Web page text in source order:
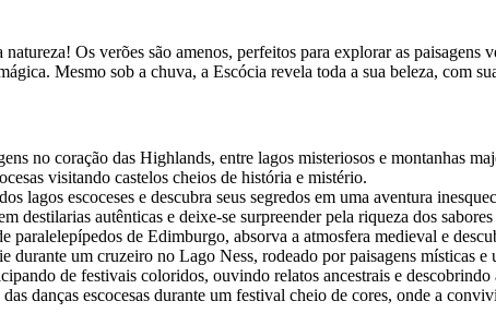
Os verões são amenos, perfeitos para explorar as
Mesmo sob a chuva, a Escócia revela toda a sua beleza, com
no coração das Highlands, entre lagos misteriosos e montanhas
visitando castelos cheios de história e mistério.
lagos escoceses e descubra seus segredos em uma aventura
destilarias autênticas e deixe-se surpreender pela riqueza dos sabores
paralelepípedos de Edimburgo, absorva a atmosfera medieval e
durante um cruzeiro no Lago Ness, rodeado por paisagens místicas e
de festivais coloridos, ouvindo relatos ancestrais e
danças escocesas durante um festival cheio de cores, onde a